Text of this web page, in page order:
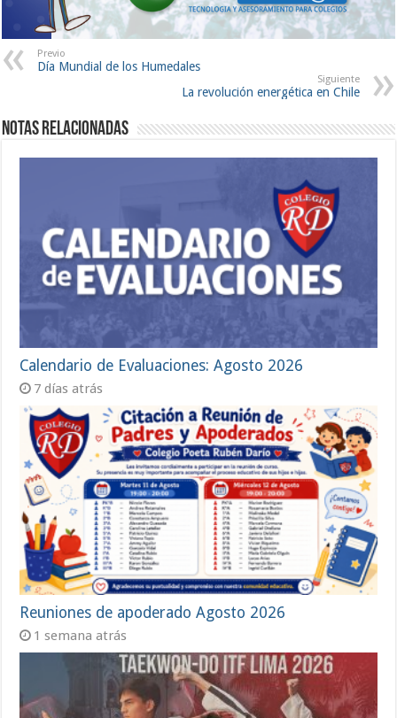
Previo
Día Mundial de los Humedales
Siguiente
La revolución energética en Chile
Notas Relacionadas
Calendario de Evaluaciones: Agosto 2026
7 días atrás
Reuniones de apoderado Agosto 2026
1 semana atrás